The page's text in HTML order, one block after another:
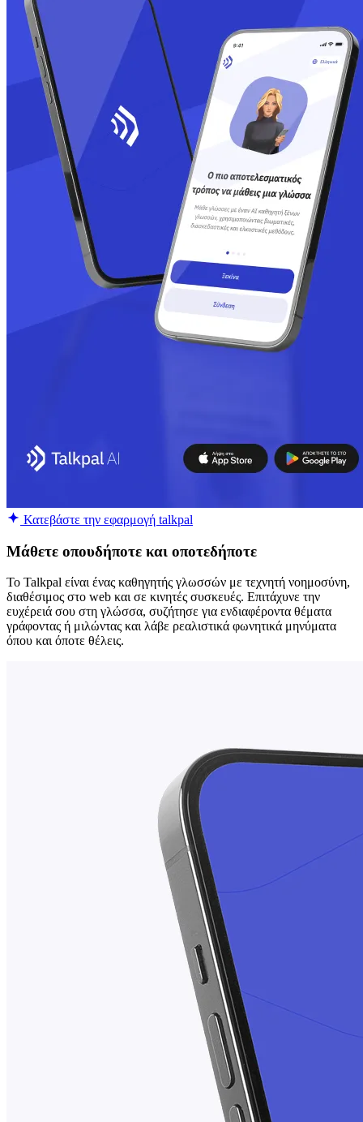
Κατεβάστε την εφαρμογή talkpal
Μάθετε οπουδήποτε και οποτεδήποτε
Το Talkpal είναι ένας καθηγητής γλωσσών με τεχνητή νοημοσύνη,
διαθέσιμος στο web και σε κινητές συσκευές. Επιτάχυνε την
ευχέρειά σου στη γλώσσα, συζήτησε για ενδιαφέροντα θέματα
γράφοντας ή μιλώντας και λάβε ρεαλιστικά φωνητικά μηνύματα
όπου και όποτε θέλεις.